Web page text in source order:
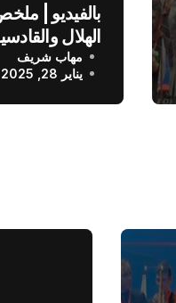
بالفيديو |
الدوري
مهاب شريف
يناير 28, 2025